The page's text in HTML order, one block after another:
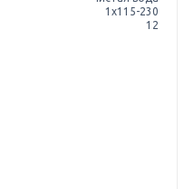
1x115-230
12